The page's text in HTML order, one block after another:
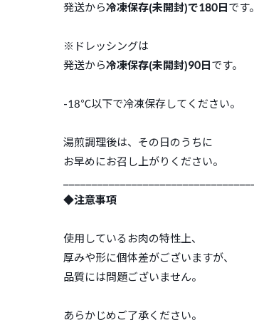
発送から冷凍保存(未開封)で180日です。
※ドレッシングは
発送から冷凍保存(未開封)90日です。
-18℃以下で冷凍保存してください。
湯煎調理後は、その日のうちに
お早めにお召し上がりください。
◆注意事項
使用しているお肉の特性上、
厚みや形に個体差がございますが、
品質には問題ございません。
あらかじめご了承ください。